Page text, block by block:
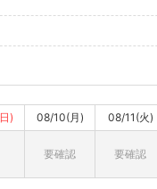
) 08/10(月) 08/11(火)
要確認 要確認